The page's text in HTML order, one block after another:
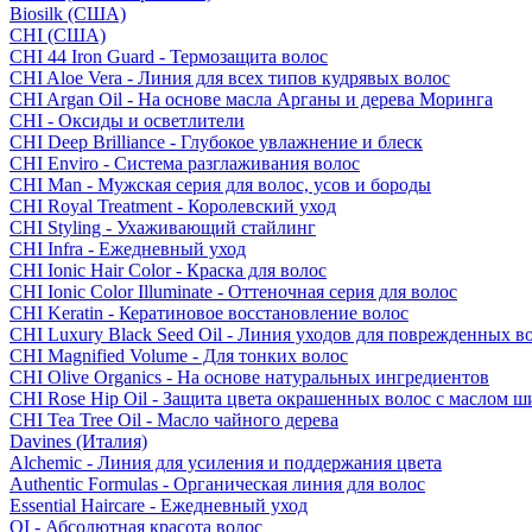
Biosilk (США)
CHI (США)
CHI 44 Iron Guard - Термозащита волос
CHI Aloe Vera - Линия для всех типов кудрявых волос
CHI Argan Oil - На основе масла Арганы и дерева Моринга
CHI - Оксиды и осветлители
CHI Deep Brilliance - Глубокое увлажнение и блеск
CHI Enviro - Система разглаживания волос
CHI Man - Мужская серия для волос, усов и бороды
CHI Royal Treatment - Королевский уход
CHI Styling - Ухаживающий стайлинг
CHI Infra - Ежедневный уход
CHI Ionic Hair Color - Краска для волос
CHI Ionic Color Illuminate - Оттеночная серия для волос
CHI Keratin - Кератиновое восстановление волос
CHI Luxury Black Seed Oil - Линия уходов для поврежденных
CHI Magnified Volume - Для тонких волос
CHI Olive Organics - На основе натуральных ингредиентов
CHI Rose Hip Oil - Защита цвета окрашенных волос с маслом
CHI Tea Tree Oil - Масло чайного дерева
Davines (Италия)
Alchemic - Линия для усиления и поддержания цвета
Authentic Formulas - Органическая линия для волос
Essential Haircare - Eжедневный уход
OI - Абсолютная красота волос